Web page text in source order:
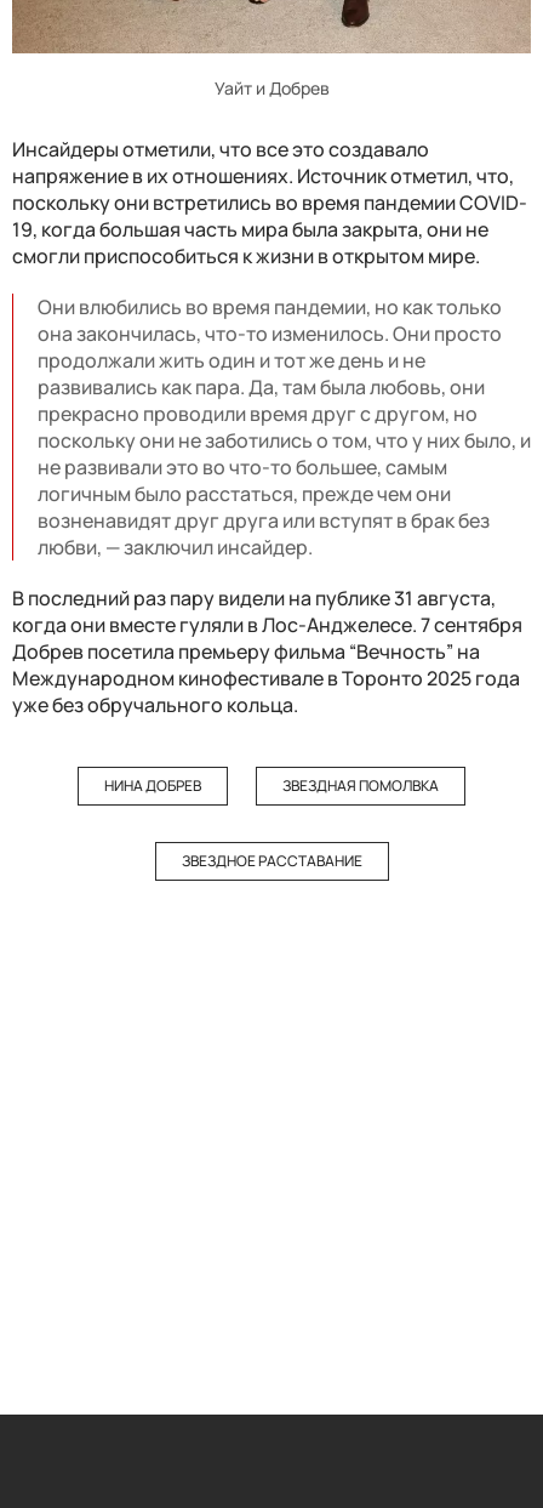
Уайт и Добрев
Инсайдеры отметили, что все это создавало
напряжение в их отношениях. Источник отметил, что,
поскольку они встретились во время пандемии COVID-
19, когда большая часть мира была закрыта, они не
смогли приспособиться к жизни в открытом мире.
Они влюбились во время пандемии, но как только
она закончилась, что-то изменилось. Они просто
продолжали жить один и тот же день и не
развивались как пара. Да, там была любовь, они
прекрасно проводили время друг с другом, но
поскольку они не заботились о том, что у них было, и
не развивали это во что-то большее, самым
логичным было расстаться, прежде чем они
возненавидят друг друга или вступят в брак без
любви, — заключил инсайдер.
В последний раз пару видели на публике 31 августа,
когда они вместе гуляли в Лос-Анджелесе. 7 сентября
Добрев посетила премьеру фильма “Вечность” на
Международном кинофестивале в Торонто 2025 года
уже без обручального кольца.
НИНА ДОБРЕВ ЗВЕЗДНАЯ ПОМОЛВКА
ЗВЕЗДНОЕ РАССТАВАНИЕ